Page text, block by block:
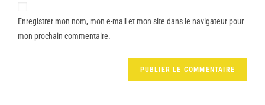
Enregistrer mon nom, mon e-mail et mon site dans le navigateur pour
mon prochain commentaire.